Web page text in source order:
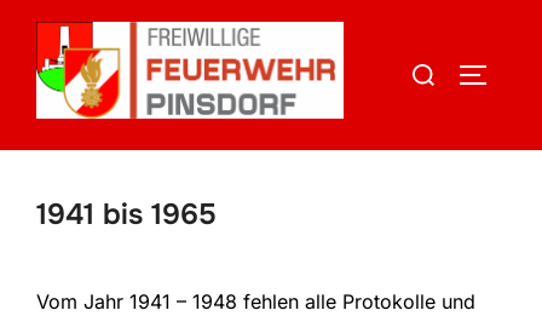
Zum
springen
Suchen
1941 bis 1965
Vom Jahr 1941 – 1948 fehlen alle Protokolle und